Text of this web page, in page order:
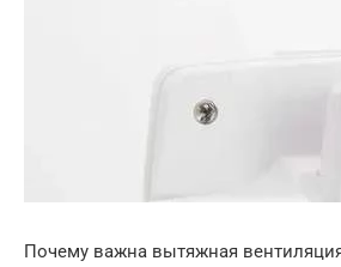
Почему важна вытяжная